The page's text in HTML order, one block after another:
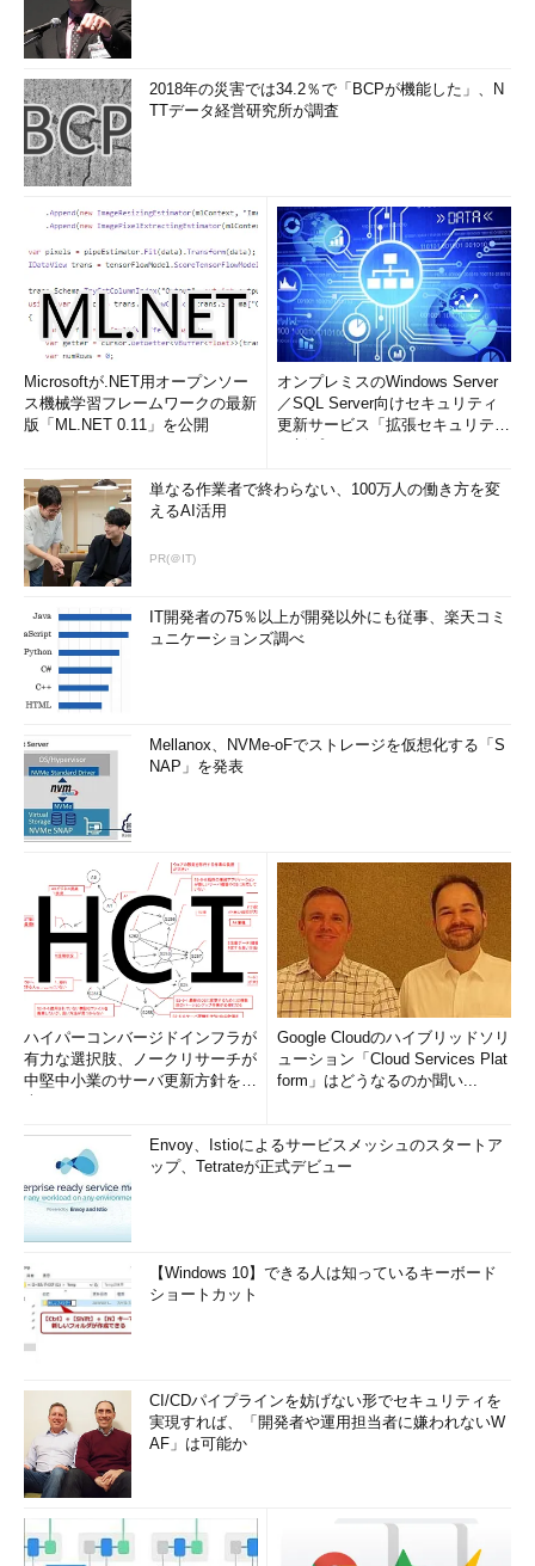
2018年の災害では34.2％で「BCPが機能した」、N
TTデータ経営研究所が調査
Microsoftが.NET用オープンソー
ス機械学習フレームワークの最新
版「ML.NET 0.11」を公開
オンプレミスのWindows Server
／SQL Server向けセキュリティ
更新サービス「拡張セキュリティ
単なる作業者で終わらない、100万人の働き方を変
えるAI活用
PR(＠IT)
IT開発者の75％以上が開発以外にも従事、楽天コミ
ュニケーションズ調べ
Mellanox、NVMe-oFでストレージを仮想化する「S
NAP」を発表
ハイパーコンバージドインフラが
有力な選択肢、ノークリサーチが
中堅中小業のサーバ更新方針を調
Google Cloudのハイブリッドソリ
ューション「Cloud Services Plat
form」はどうなるのか聞い...
Envoy、Istioによるサービスメッシュのスタートア
ップ、Tetrateが正式デビュー
【Windows 10】できる人は知っているキーボード
ショートカット
CI/CDパイプラインを妨げない形でセキュリティを
実現すれば、「開発者や運用担当者に嫌われないW
AF」は可能か